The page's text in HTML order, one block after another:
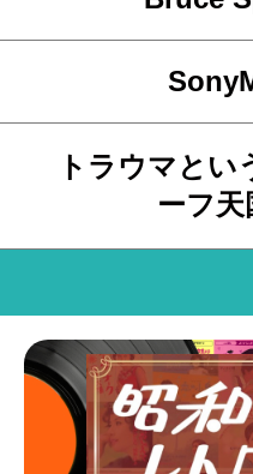
トラウマとい
ーフ